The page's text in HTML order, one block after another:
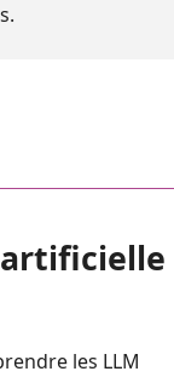
les LLM